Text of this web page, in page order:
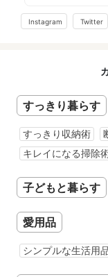
Instagram Twitter
すっきり暮らす
すっきり収納術
キレイになる掃除
子どもと暮らす
愛用品
シンプルな生活用